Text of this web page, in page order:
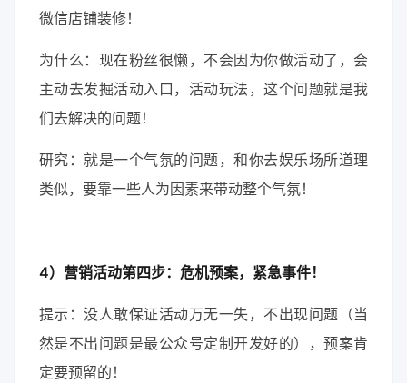
微信店铺装修！
为什么：现在粉丝很懒，不会因为你做活动了，会
主动去发掘活动入口，活动玩法，这个问题就是我
们去解决的问题！
研究：就是一个气氛的问题，和你去娱乐场所道理
类似，要靠一些人为因素来带动整个气氛！
4）营销活动第四步：危机预案，紧急事件！
提示：没人敢保证活动万无一失，不出现问题（当
然是不出问题是最公众号定制开发好的），预案肯
定要预留的！